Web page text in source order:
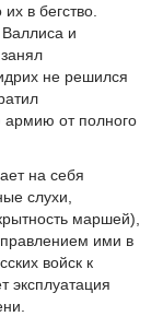
их в бегство.
Валлиса и
не решился
армию от полного
на себя
слухи,
маршей),
ими в
войск к
эксплуатация